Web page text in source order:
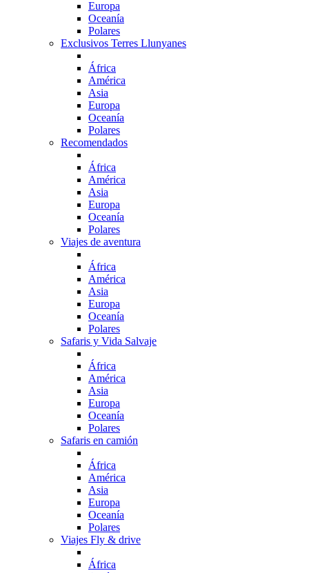
Europa
Oceanía
Polares
Exclusivos Terres Llunyanes
África
América
Asia
Europa
Oceanía
Polares
Recomendados
África
América
Asia
Europa
Oceanía
Polares
Viajes de aventura
África
América
Asia
Europa
Oceanía
Polares
Safaris y Vida Salvaje
África
América
Asia
Europa
Oceanía
Polares
Safaris en camión
África
América
Asia
Europa
Oceanía
Polares
Viajes Fly & drive
África